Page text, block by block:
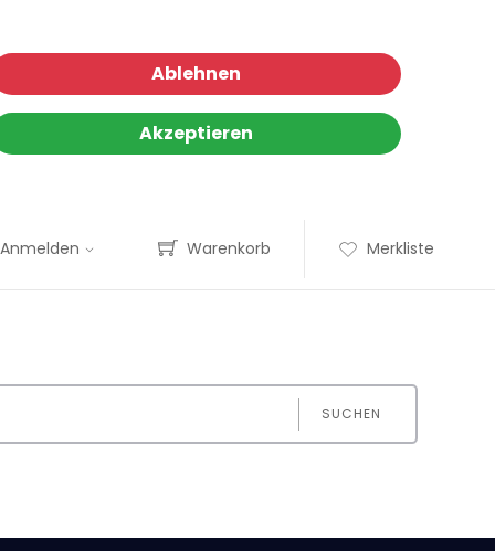
Ablehnen
Akzeptieren
Anmelden Warenkorb Merkliste
SUCHEN